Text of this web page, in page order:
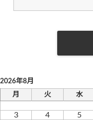
2026年8月
月
火 水
3
4 5